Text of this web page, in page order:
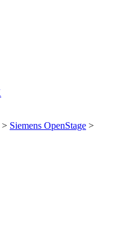
> Siemens OpenStage >